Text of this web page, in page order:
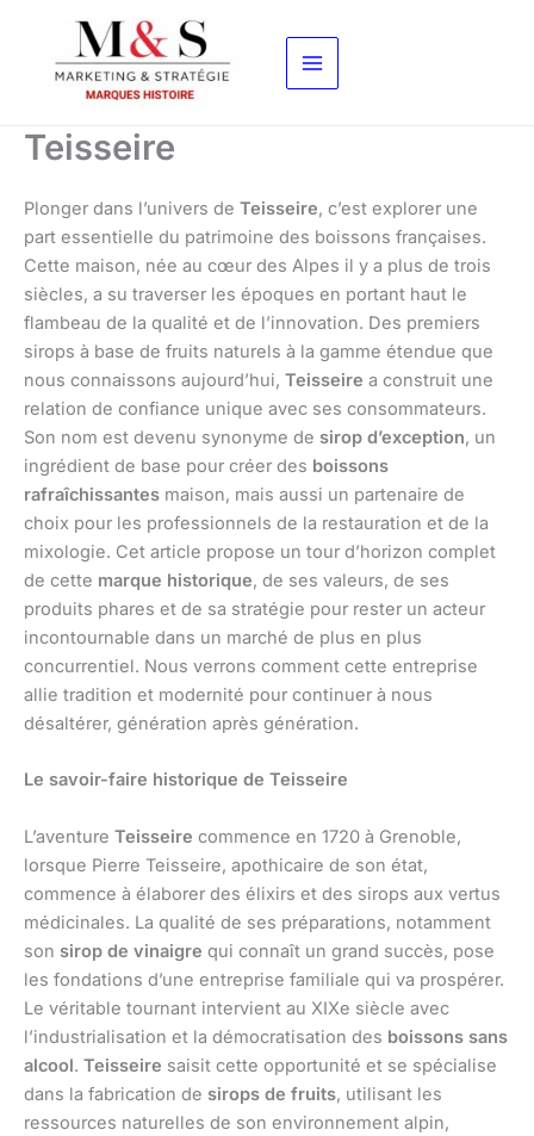
contenu
Teisseire
Plonger dans l’univers de Teisseire, c’est explorer une
part essentielle du patrimoine des boissons françaises.
Cette maison, née au cœur des Alpes il y a plus de trois
siècles, a su traverser les époques en portant haut le
flambeau de la qualité et de l’innovation. Des premiers
sirops à base de fruits naturels à la gamme étendue que
nous connaissons aujourd’hui, Teisseire a construit une
relation de confiance unique avec ses consommateurs.
Son nom est devenu synonyme de sirop d’exception, un
ingrédient de base pour créer des boissons
rafraîchissantes maison, mais aussi un partenaire de
choix pour les professionnels de la restauration et de la
mixologie. Cet article propose un tour d’horizon complet
de cette marque historique, de ses valeurs, de ses
produits phares et de sa stratégie pour rester un acteur
incontournable dans un marché de plus en plus
concurrentiel. Nous verrons comment cette entreprise
allie tradition et modernité pour continuer à nous
désaltérer, génération après génération.
Le savoir-faire historique de Teisseire
L’aventure Teisseire commence en 1720 à Grenoble,
lorsque Pierre Teisseire, apothicaire de son état,
commence à élaborer des élixirs et des sirops aux vertus
médicinales. La qualité de ses préparations, notamment
son sirop de vinaigre qui connaît un grand succès, pose
les fondations d’une entreprise familiale qui va prospérer.
Le véritable tournant intervient au XIXe siècle avec
l’industrialisation et la démocratisation des boissons sans
alcool. Teisseire saisit cette opportunité et se spécialise
dans la fabrication de sirops de fruits, utilisant les
ressources naturelles de son environnement alpin,